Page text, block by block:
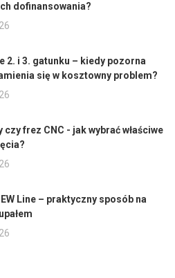
dofinansowania?
2. i 3. gatunku – kiedy pozorna
się w kosztowny problem?
czy frez CNC - jak wybrać właściwe
Line – praktyczny sposób na